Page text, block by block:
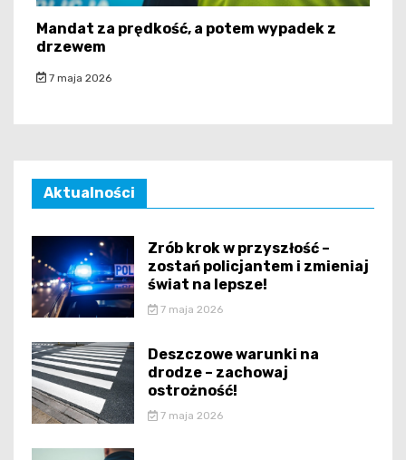
Mandat za prędkość, a potem wypadek z
drzewem
7 maja 2026
Aktualności
Zrób krok w przyszłość –
zostań policjantem i zmieniaj
świat na lepsze!
7 maja 2026
Deszczowe warunki na
drodze – zachowaj
ostrożność!
7 maja 2026